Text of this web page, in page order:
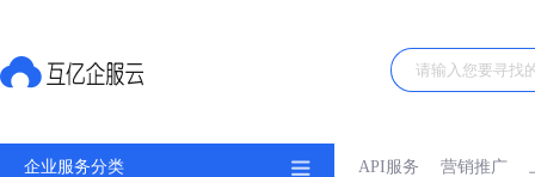
企业服务分类 API服务 营销推广